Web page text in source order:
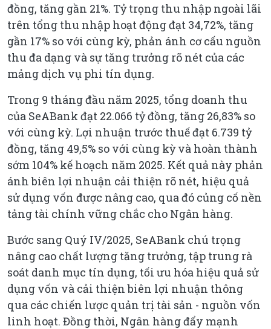
đồng, tăng gần 21%. Tỷ trọng thu nhập ngoài lãi
trên tổng thu nhập hoạt động đạt 34,72%, tăng
gần 17% so với cùng kỳ, phản ánh cơ cấu nguồn
thu đa dạng và sự tăng trưởng rõ nét của các
mảng dịch vụ phi tín dụng.
Trong 9 tháng đầu năm 2025, tổng doanh thu
của SeABank đạt 22.066 tỷ đồng, tăng 26,83% so
với cùng kỳ. Lợi nhuận trước thuế đạt 6.739 tỷ
đồng, tăng 49,5% so với cùng kỳ và hoàn thành
sớm 104% kế hoạch năm 2025. Kết quả này phản
ánh biên lợi nhuận cải thiện rõ nét, hiệu quả
sử dụng vốn được nâng cao, qua đó củng cố nền
tảng tài chính vững chắc cho Ngân hàng.
Bước sang Quý IV/2025, SeABank chú trọng
nâng cao chất lượng tăng trưởng, tập trung rà
soát danh mục tín dụng, tối ưu hóa hiệu quả sử
dụng vốn và cải thiện biên lợi nhuận thông
qua các chiến lược quản trị tài sản - nguồn vốn
linh hoạt. Đồng thời, Ngân hàng đẩy mạnh